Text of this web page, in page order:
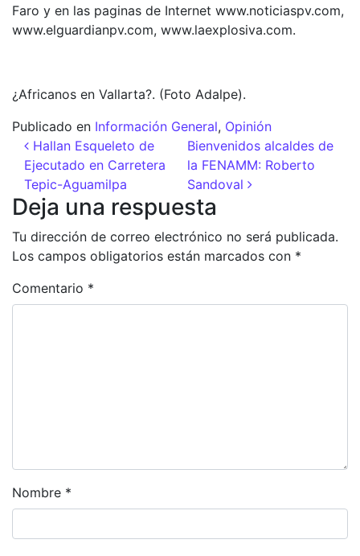
Faro y en las paginas de Internet www.noticiaspv.com,
www.elguardianpv.com, www.laexplosiva.com.
¿Africanos en Vallarta?. (Foto Adalpe).
Publicado en Información General, Opinión
Navegación de entradas
Hallan Esqueleto de
Ejecutado en Carretera
Tepic-Aguamilpa
Bienvenidos alcaldes de
la FENAMM: Roberto
Sandoval
Deja una respuesta
Tu dirección de correo electrónico no será publicada.
Los campos obligatorios están marcados con *
Comentario *
Nombre *